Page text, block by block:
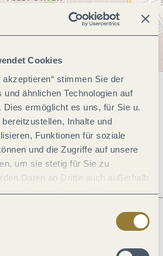
Cookies
akzeptieren“ stimmen Sie der
ähnlichen Technologien auf
Dies ermöglicht es uns, für Sie u.
Inhalte und
Funktionen für soziale
und die Zugriffe auf unsere
um sie stetig für Sie zu
Daten an Dritte auch außerhalb
weitergegeben und dort
Mit der Auswahl "Alle
Beeinträchtigungen in der Nutzung
Informationen